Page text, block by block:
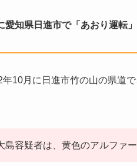
愛知県日進市で「あおり運転
10月に日進市竹の山の県道
島容疑者は、黄色のアルファ